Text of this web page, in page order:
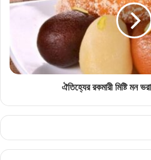
ঐতিহ্যের রকমারী মিষ্টি মন